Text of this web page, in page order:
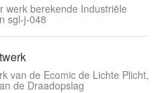
werk berekende Industriële
sgl-j-048
van de Ecomic de Lichte Plicht,
de Draadopslag